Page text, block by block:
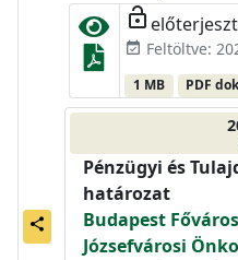
share
lock_open
event_available Feltöltve:
1 MB PDF
Pénzügyi és
határozat
Budapest
Józsefvárosi